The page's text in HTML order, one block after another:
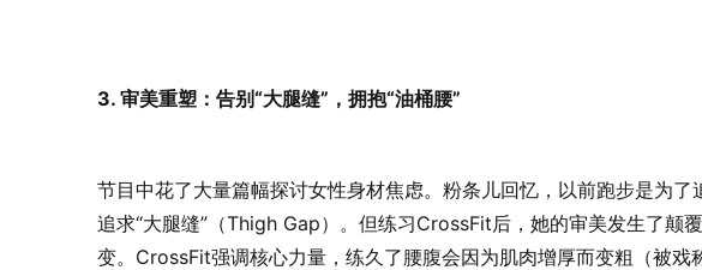
3. 审美重塑：告别“大腿缝”，拥抱“油桶腰”
节目中花了大量篇幅探讨女性身材焦虑。粉条儿回忆，以前跑步是为了
追求“大腿缝”（Thigh Gap）。但练习CrossFit后，她的审美发生了颠
变。CrossFit强调核心力量，练久了腰腹会因为肌肉增厚而变粗（被戏